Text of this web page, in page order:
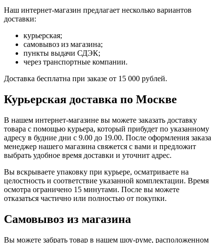
Наш интернет-магазин предлагает несколько вариантов
доставки:
курьерская;
самовывоз из магазина;
пункты выдачи СДЭК;
через транспортные компании.
Доставка бесплатна при заказе от 15 000 рублей.
Курьерская доставка по Москве
В нашем интернет-магазине вы можете заказать доставку
товара с помощью курьера, который прибудет по указанному
адресу в будние дни с 9.00 до 19.00. После оформления заказа
менеджер нашего магазина свяжется с вами и предложит
выбрать удобное время доставки и уточнит адрес.
Вы вскрываете упаковку при курьере, осматриваете на
целостность и соответствие указанной комплектации. Время
осмотра ограничено 15 минутами. После вы можете
отказаться частично или полностью от покупки.
Самовывоз из магазина
Вы можете забрать товар в нашем шоу-руме, расположенном